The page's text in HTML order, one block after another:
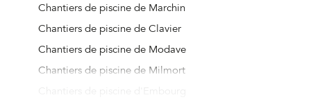
Chantiers de piscine de Marchin
Chantiers de piscine de Clavier
Chantiers de piscine de Modave
Chantiers de piscine de Milmort